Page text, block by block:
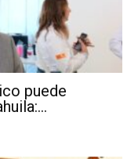
puede